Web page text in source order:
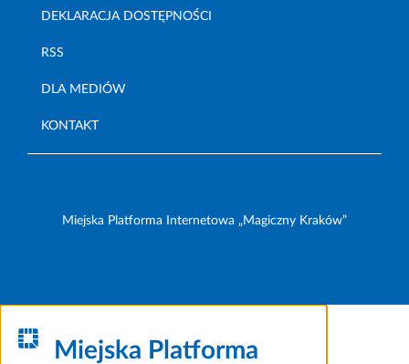
DEKLARACJA DOSTĘPNOŚCI
RSS
DLA MEDIÓW
KONTAKT
Miejska Platforma Internetowa „Magiczny Kraków”
Miejska Platforma